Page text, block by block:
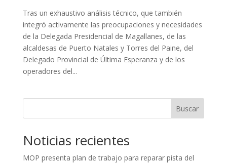
Tras un exhaustivo análisis técnico, que también
integró activamente las preocupaciones y necesidades
de la Delegada Presidencial de Magallanes, de las
alcaldesas de Puerto Natales y Torres del Paine, del
Delegado Provincial de Última Esperanza y de los
operadores del...
Buscar
Noticias recientes
MOP presenta plan de trabajo para reparar pista del